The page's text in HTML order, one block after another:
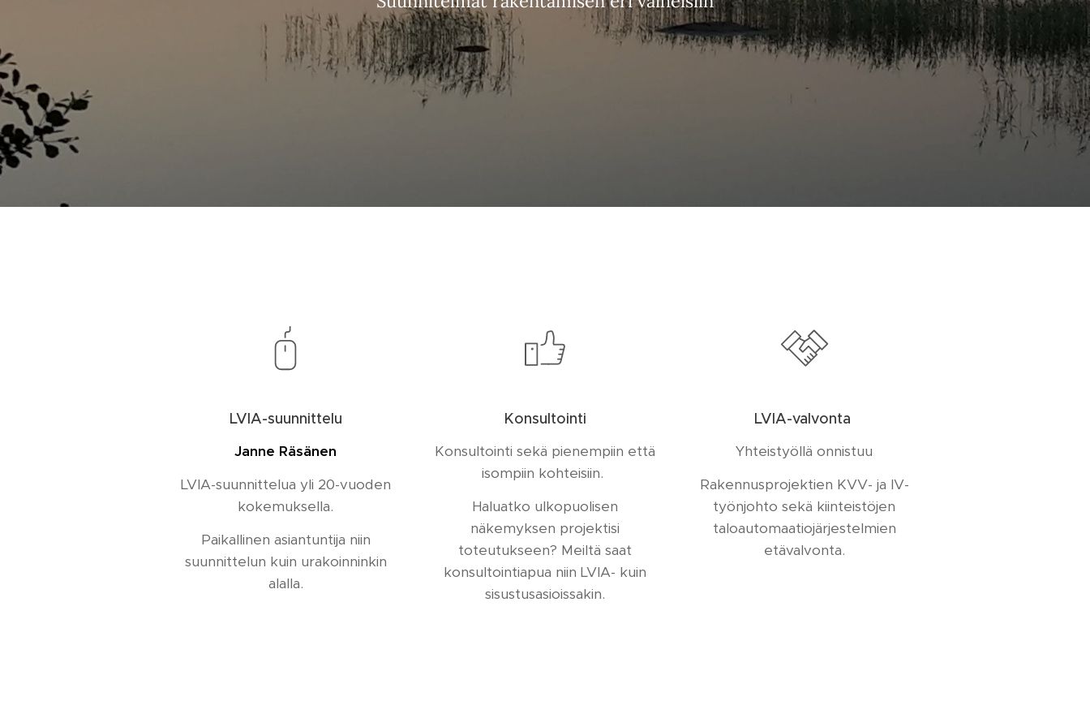
LVIA-suunnittelu
Janne Räsänen
LVIA-suunnittelua yli 20-vuoden
kokemuksella.
Paikallinen asiantuntija niin
suunnittelun kuin urakoinninkin
alalla.
Konsultointi
Konsultointi sekä pienempiin että
isompiin kohteisiin.
Haluatko ulkopuolisen
näkemyksen projektisi
toteutukseen? Meiltä saat
konsultointiapua niin LVIA- kuin
sisustusasioissakin.
LVIA-valvonta
Yhteistyöllä onnistuu
Rakennusprojektien KVV- ja IV-
työnjohto sekä kiinteistöjen
taloautomaatiojärjestelmien
etävalvonta.